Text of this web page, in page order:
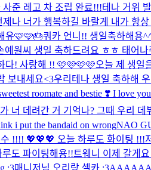
사준 레고 차 조립 완료!!!테나 거위
나 너가 행복하길 바랄게 내가 항
유🩷🩷🎂쿼카 언니!! 생일축하해용
예원씨 생일 축하드려요 ㅎㅎ 태어
다! 사랑해 !! 🩷🩷🩷🩷오늘 제 생일
보내세요<3우리테나 생일 축하해
roomate and bestie ❣️ I love
너 데려간 거 기억나? 그때 우리
i put the bandaid on wrongNAO
!!!! 💖💖💖 오늘 하루도 화이팅 !!!
도 파이팅해용!!트웨니 이제 갈게
:3매니저님 오리랑 셀카 ;3